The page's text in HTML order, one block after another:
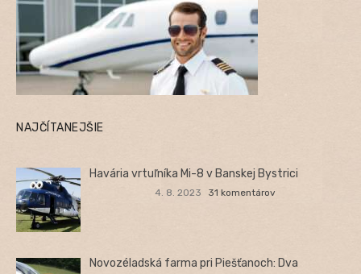
NAJČÍTANEJŠIE
Havária vrtuľníka Mi-8 v Banskej Bystrici
4. 8. 2023 31 komentárov
Novozéladská farma pri Piešťanoch: Dva